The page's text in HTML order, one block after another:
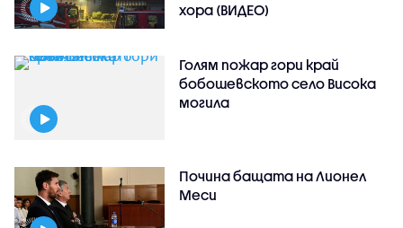
хора (ВИДЕО)
Голям пожар гори край
бобошевското село Висока
могила
Почина бащата на Лионел
Меси